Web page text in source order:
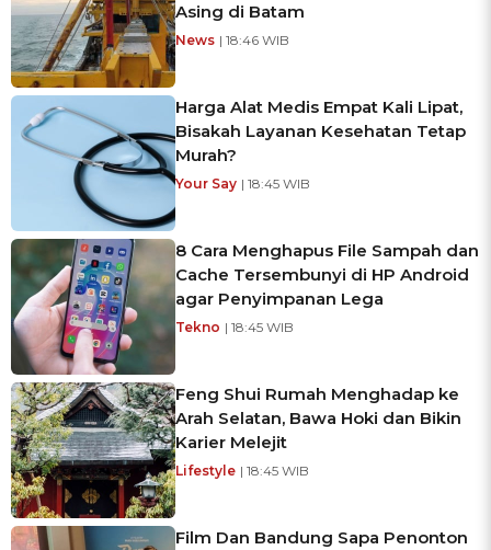
Asing di Batam
News | 18:46 WIB
Harga Alat Medis Empat Kali Lipat,
Bisakah Layanan Kesehatan Tetap
Murah?
Your Say | 18:45 WIB
8 Cara Menghapus File Sampah dan
Cache Tersembunyi di HP Android
agar Penyimpanan Lega
Tekno | 18:45 WIB
Feng Shui Rumah Menghadap ke
Arah Selatan, Bawa Hoki dan Bikin
Karier Melejit
Lifestyle | 18:45 WIB
Film Dan Bandung Sapa Penonton